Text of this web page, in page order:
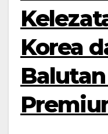
Korea